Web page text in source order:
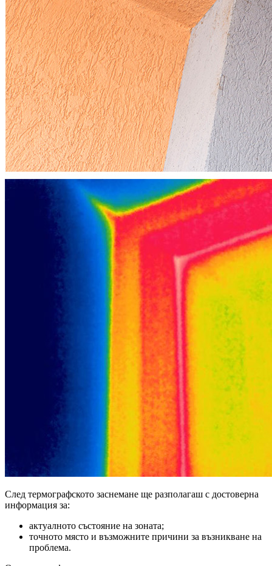
След термографското заснемане ще разполагаш с достоверна
информация за:
актуалното състояние на зоната;
точното място и възможните причини за възникване на
проблема.